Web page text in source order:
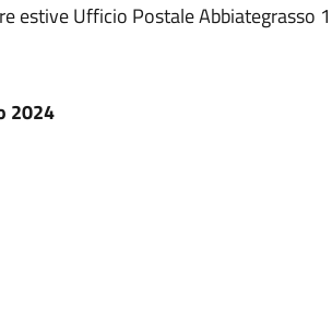
estive Ufficio Postale Abbiategrasso 1
2024